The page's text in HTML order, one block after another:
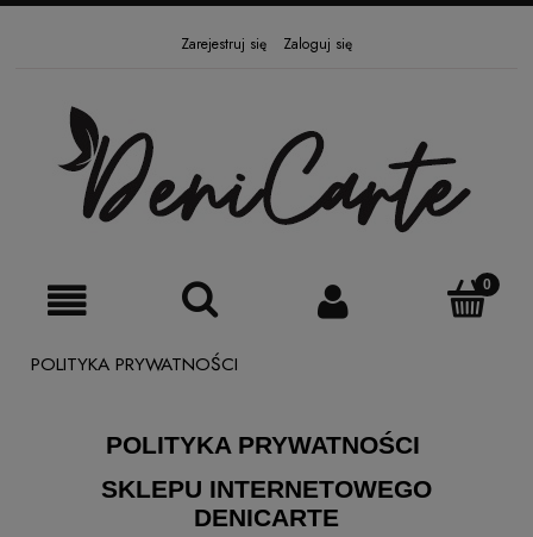
Zarejestruj się Zaloguj się
POLITYKA PRYWATNOŚCI
POLITYKA PRYWATNOŚCI
SKLEPU INTERNETOWEGO
DENICARTE